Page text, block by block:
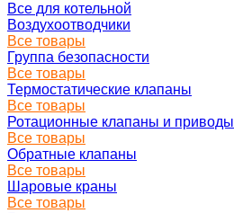
Все для котельной
Воздухоотводчики
Все товары
Группа безопасности
Все товары
Термостатические клапаны
Все товары
Ротационные клапаны и приводы
Все товары
Обратные клапаны
Все товары
Шаровые краны
Все товары